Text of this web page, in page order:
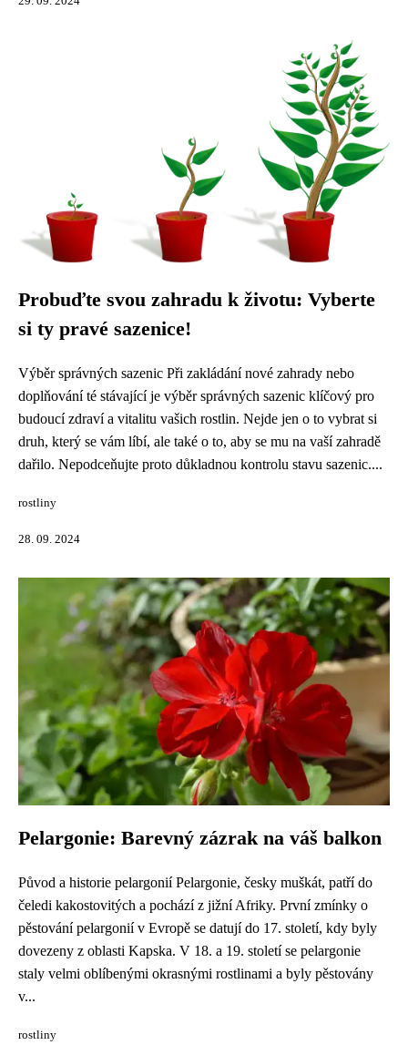
Probuďte svou zahradu k životu: Vyberte
si ty pravé sazenice!
Výběr správných sazenic Při zakládání nové zahrady nebo
doplňování té stávající je výběr správných sazenic klíčový pro
budoucí zdraví a vitalitu vašich rostlin. Nejde jen o to vybrat si
druh, který se vám líbí, ale také o to, aby se mu na vaší zahradě
dařilo. Nepodceňujte proto důkladnou kontrolu stavu sazenic....
rostliny
28. 09. 2024
Pelargonie: Barevný zázrak na váš balkon
Původ a historie pelargonií Pelargonie, česky muškát, patří do
čeledi kakostovitých a pochází z jižní Afriky. První zmínky o
pěstování pelargonií v Evropě se datují do 17. století, kdy byly
dovezeny z oblasti Kapska. V 18. a 19. století se pelargonie
staly velmi oblíbenými okrasnými rostlinami a byly pěstovány
v...
rostliny